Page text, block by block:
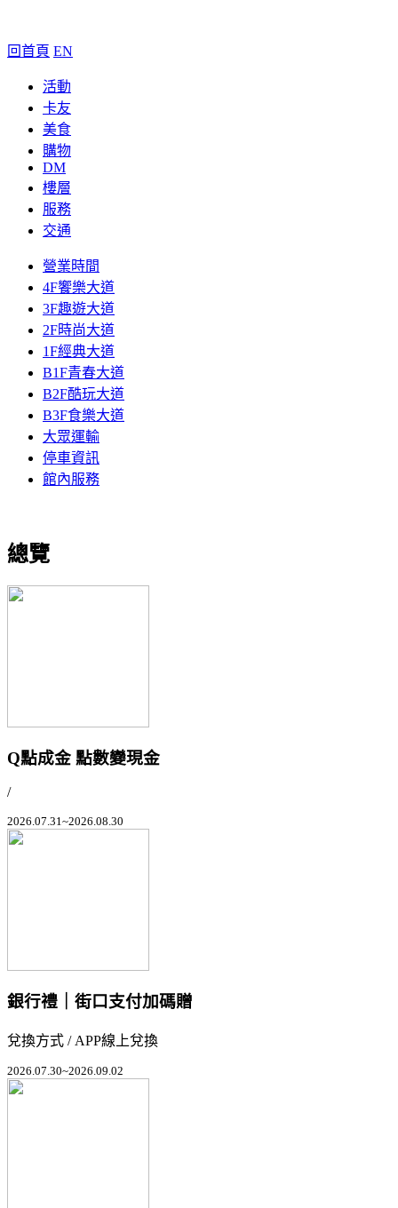
回首頁 EN
活動
卡友
美食
購物
DM
樓層
服務
交通
營業時間
4F饗樂大道
3F趣遊大道
2F時尚大道
1F經典大道
B1F青春大道
B2F酷玩大道
B3F食樂大道
大眾運輸
停車資訊
館內服務
總覽
Q點成金 點數變現金
/
2026.07.31~2026.08.30
銀行禮｜街口支付加碼贈
兌換方式 / APP線上兌換
2026.07.30~2026.09.02